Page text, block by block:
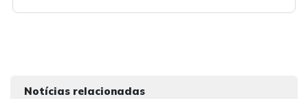
Notícias relacionadas